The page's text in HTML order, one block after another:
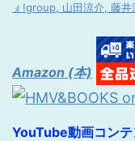
ぇ!group, 山田涼介, 藤
Amazon (本)
YouTube動画コンテ